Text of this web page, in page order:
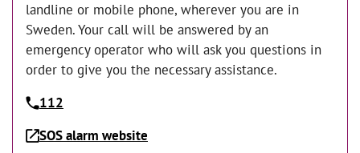
landline or mobile phone, wherever you are in
Sweden. Your call will be answered by an
emergency operator who will ask you questions in
order to give you the necessary assistance.
112
SOS alarm website